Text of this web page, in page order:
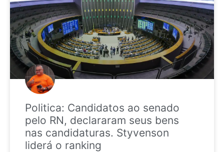
Politica: Candidatos ao senado
pelo RN, declararam seus bens
nas candidaturas. Styvenson
liderá o ranking